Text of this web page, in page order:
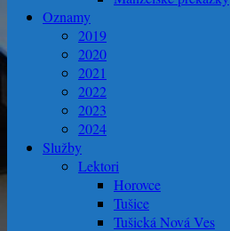
Oznamy
2019
2020
2021
2022
2023
2024
Služby
Lektori
Horovce
Tušice
Tušická Nová Ves